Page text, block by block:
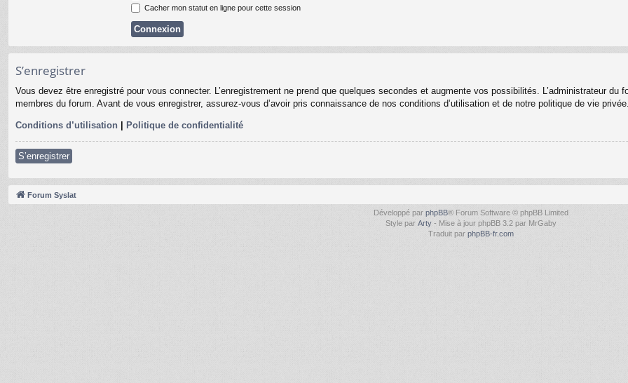
Cacher mon statut en ligne pour cette session
S’enregistrer
Vous devez être enregistré pour vous connecter. L’enregistrement ne prend que quelques secondes et augmente vos possibilités. L’administrateur
membres du forum. Avant de vous enregistrer, assurez-vous d’avoir pris connaissance de nos conditions d’utilisation et de notre politique de vie
Conditions d’utilisation | Politique de confidentialité
S’enregistrer
Forum Syslat
Développé par phpBB® Forum Software © phpBB Limited
Style par Arty - Mise à jour phpBB 3.2 par MrGaby
Traduit par phpBB-fr.com